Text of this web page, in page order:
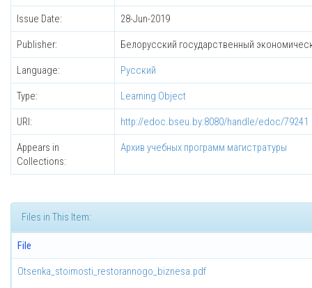
Issue Date: 28-Jun-2019
Publisher: Белорусский государственный
Language: Русский
Type: Learning Object
URI: http://edoc.bseu.by:8080/handle/edoc/79241
Appears in
Collections:
Архив учебных программ магистратуры
Files in This Item:
File
Otsenka_stoimosti_restorannogo_biznesa.pdf